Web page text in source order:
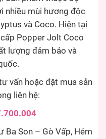
nhiều mùi hương độc
và Coco. Hiện tại
Popper Jolt Coco
lượng đảm bảo và
vấn hoặc đặt mua sản
liên hệ:
Ba Son – Gò Vấp, Hẻm